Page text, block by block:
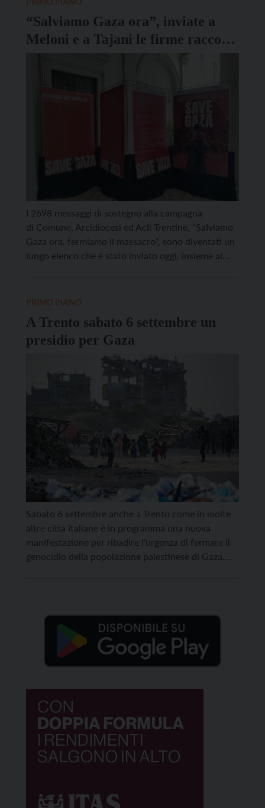
“Salviamo Gaza ora”, inviate a
Meloni e a Tajani le firme raccolte
da Comune, Arcidiocesi e Acli
I 2698 messaggi di sostegno alla campagna
di Comune, Arcidiocesi ed Acli Trentine, “Salviamo
Gaza ora, fermiamo il massacro”, sono diventati un
lungo elenco che è stato inviato oggi, insieme al
A Trento sabato 6 settembre un
presidio per Gaza
Sabato 6 settembre anche a Trento come in molte
altre città italiane è in programma una nuova
manifestazione per ribadire l’urgenza di fermare il
genocidio della popolazione palestinese di Gaza.
mentre fatalmente cresce il numero […]